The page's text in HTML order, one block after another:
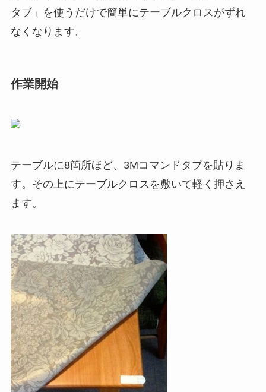
タブ」を使うだけで簡単にテーブルクロスがずれ
なくなります。
作業開始
テーブルに8箇所ほど、3Mコマンドタブを貼りま
す。その上にテーブルクロスを敷いて軽く押さえ
ます。